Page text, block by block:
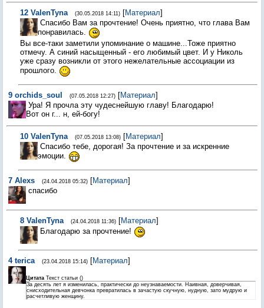
12 ValenTyna (30.05.2018 14:11) [Материал]
Спасибо Вам за прочтение! Очень приятно, что глава Вам
понравилась.
Вы все-таки заметили упоминание о машине...Тоже приятно
отмечу. А синий насыщенный - его любимый цвет. И у Николь
уже сразу возникли от этого нежелательные ассоциации из
прошлого.
9 orchids_soul (07.05.2018 12:27) [Материал]
Ура! Я прочла эту чудеснейшую главу! Благодарю!
Вот он г... н, ей-богу!
10 ValenTyna (07.05.2018 13:08) [Материал]
Спасибо тебе, дорогая! За прочтение и за искренние
эмоции.
7 Alexs (24.04.2018 05:32) [Материал]
спасибо
8 ValenTyna (24.04.2018 11:36) [Материал]
Благодарю за прочтение!
4 terica (23.04.2018 15:14) [Материал]
Цитата Текст статьи ()
За десять лет я изменилась, практически до неузнаваемости. Наивная, доверчивая,
снисходительная девчонка превратилась в зачастую скучную, нудную, зато мудрую и
расчетливую женщину.